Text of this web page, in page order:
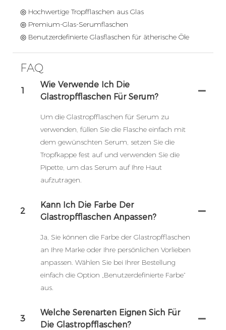
◎ Hochwertige Tropfflaschen aus Glas
◎ Premium-Glas-Serumflaschen
◎ Benutzerdefinierte Glasflaschen für ätherische Öle
FAQ
1
Wie Verwende Ich Die
Glastropfflaschen Für Serum?
Um die Glastropfflaschen für Serum zu
verwenden, füllen Sie die Flasche einfach mit
dem gewünschten Serum, setzen Sie die
Tropfkappe fest auf und verwenden Sie die
Pipette, um das Serum auf Ihre Haut
aufzutragen.
2
Kann Ich Die Farbe Der
Glastropfflaschen Anpassen?
Ja, Sie können die Farbe der Glastropfflaschen
an Ihre Marke oder Ihre persönlichen Vorlieben
anpassen. Wählen Sie bei Ihrer Bestellung
einfach die Option „Benutzerdefinierte Farbe“
aus.
3
Welche Serenarten Eignen Sich Für
Die Glastropfflaschen?